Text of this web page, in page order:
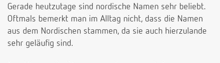
Gerade heutzutage sind nordische Namen sehr beliebt.
Oftmals bemerkt man im Alltag nicht, dass die Namen
aus dem Nordischen stammen, da sie auch hierzulande
sehr geläufig sind.